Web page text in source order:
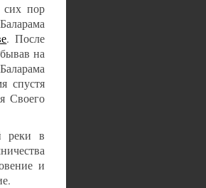
сих пор
. После
на
спустя
Своего
реки в
и